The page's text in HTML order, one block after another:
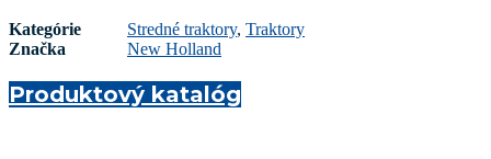
Kategórie Stredné traktory, Traktory
Značka
New Holland
Produktový katalóg